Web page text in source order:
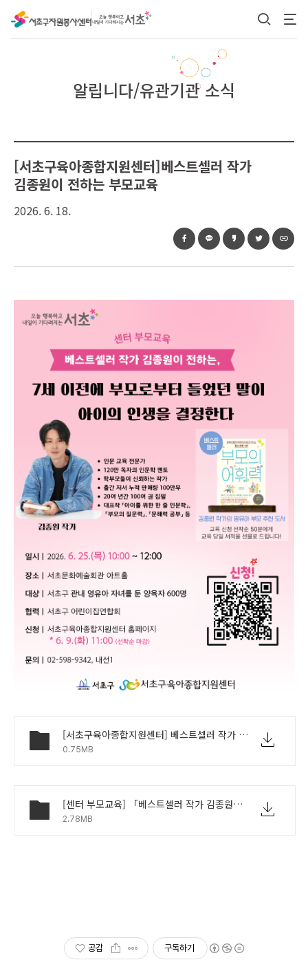
알립니다/유관기관 소식
[서초구육아종합지원센터]베스트셀러 작가
김종원이 전하는 부모교육
2026. 6. 18.
[서초구육아종합지원센터] 베스트셀러 작가 김종원이 전하는 부모교육 홍보 협조 요청 공문.pdf
0.75MB
[센터 부모교육] 「베스트셀러 작가 김종원이 전하는, 7세 이전에 부모로부터 들었던 말이 아이의 인생을 결정한다」 홍보지.pdf
2.78MB
공감 구독하기